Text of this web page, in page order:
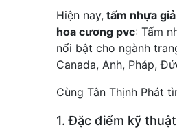
Hiện nay, tấm nhựa
hoa cương pvc: Tấm
nổi bật cho ngành
Canada, Anh, Pháp,
Cùng Tân Thịnh Phát
1. Đặc điểm kỹ